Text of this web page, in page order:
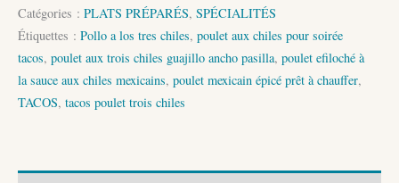
3
Chiles;
Guajillo,
Catégories : PLATS PRÉPARÉS, SPÉCIALITÉS
Étiquettes : Pollo a los tres chiles, poulet aux chiles pour soirée
tacos, poulet aux trois chiles guajillo ancho pasilla, poulet efiloché à
la sauce aux chiles mexicains, poulet mexicain épicé prêt à chauffer,
TACOS, tacos poulet trois chiles